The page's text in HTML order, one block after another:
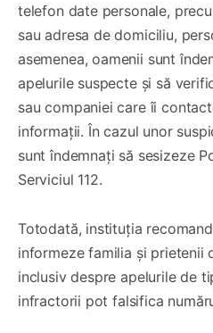
telefon date personale,
sau adresa de domiciliu,
asemenea, oamenii sunt
apelurile suspecte și să
sau companiei care îi
informații. În cazul unor
sunt îndemnați să sesizeze
Serviciul 112.
Totodată, instituția
informeze familia și prietenii
inclusiv despre apelurile de
infractorii pot falsifica